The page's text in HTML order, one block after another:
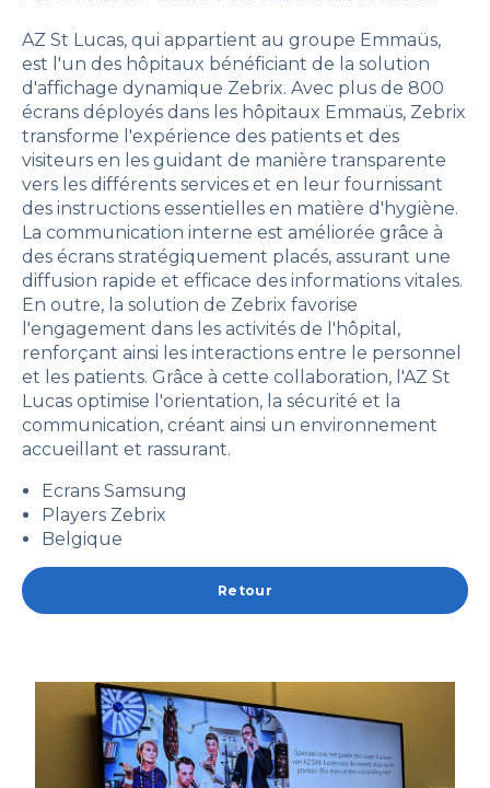
AZ St Lucas, qui appartient au groupe Emmaüs,
est l'un des hôpitaux bénéficiant de la solution
d'affichage dynamique Zebrix. Avec plus de 800
écrans déployés dans les hôpitaux Emmaüs, Zebrix
transforme l'expérience des patients et des
visiteurs en les guidant de manière transparente
vers les différents services et en leur fournissant
des instructions essentielles en matière d'hygiène.
La communication interne est améliorée grâce à
des écrans stratégiquement placés, assurant une
diffusion rapide et efficace des informations vitales.
En outre, la solution de Zebrix favorise
l'engagement dans les activités de l'hôpital,
renforçant ainsi les interactions entre le personnel
et les patients. Grâce à cette collaboration, l'AZ St
Lucas optimise l'orientation, la sécurité et la
communication, créant ainsi un environnement
accueillant et rassurant.
EcransSamsung
Players Zebrix
Belgique
Retour